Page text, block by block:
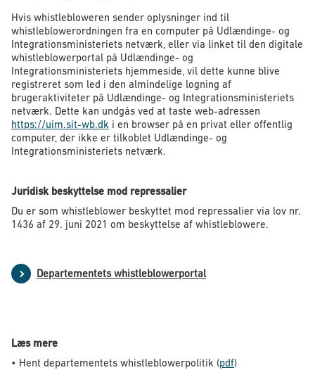
Hvis whistlebloweren sender oplysninger ind til
whistleblowerordningen fra en computer på Udlændinge- og
Integrationsministeriets netværk, eller via linket til den digitale
whistleblowerportal på Udlændinge- og
Integrationsministeriets hjemmeside, vil dette kunne blive
registreret som led i den almindelige logning af
brugeraktiviteter på Udlændinge- og Integrationsministeriets
netværk. Dette kan undgås ved at taste web-adressen
https://uim.sit-wb.dk i en browser på en privat eller offentlig
computer, der ikke er tilkoblet Udlændinge- og
Integrationsministeriets netværk.
Juridisk beskyttelse mod repressalier
Du er som whistleblower beskyttet mod repressalier via lov nr.
1436 af 29. juni 2021 om beskyttelse af whistleblowere.
Departementets whistleblowerportal
Læs mere
• Hent departementets whistleblowerpolitik (pdf)